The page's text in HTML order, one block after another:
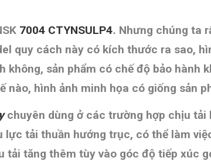
7004 CTYNSULP4. Nhưng chúng ta
quy cách này có kích thước ra sao,
không, sản phẩm có chế độ bảo hành
nào, hình ảnh minh họa có giống sản
chuyên dùng ở các trường hợp chịu
tải thuần hướng trục, có thể làm
tải tăng thêm tùy vào góc độ tiếp xúc